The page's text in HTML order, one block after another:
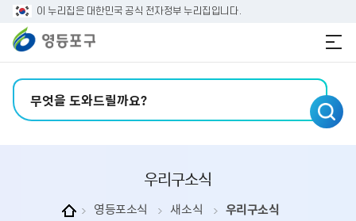
본문 바로가기
주메뉴 바로가기
이 누리집은 대한민국 공식 전자정부 누리집입니다.
우리구소식
영등포소식 새소식 우리구소식